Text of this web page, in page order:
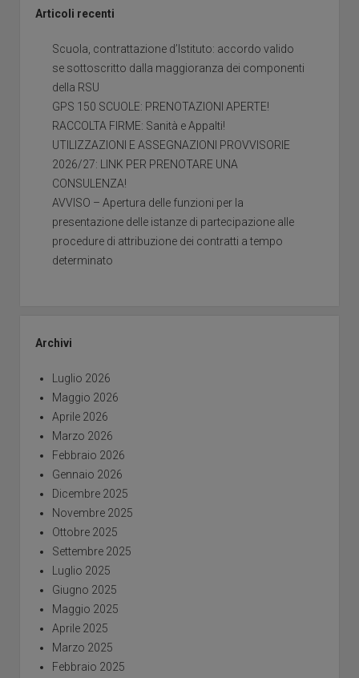
Articoli recenti
Scuola, contrattazione d’Istituto: accordo valido
se sottoscritto dalla maggioranza dei componenti
della RSU
GPS 150 SCUOLE: PRENOTAZIONI APERTE!
RACCOLTA FIRME: Sanità e Appalti!
UTILIZZAZIONI E ASSEGNAZIONI PROVVISORIE
2026/27: LINK PER PRENOTARE UNA
CONSULENZA!
AVVISO – Apertura delle funzioni per la
presentazione delle istanze di partecipazione alle
procedure di attribuzione dei contratti a tempo
determinato
Archivi
Luglio 2026
Maggio 2026
Aprile 2026
Marzo 2026
Febbraio 2026
Gennaio 2026
Dicembre 2025
Novembre 2025
Ottobre 2025
Settembre 2025
Luglio 2025
Giugno 2025
Maggio 2025
Aprile 2025
Marzo 2025
Febbraio 2025